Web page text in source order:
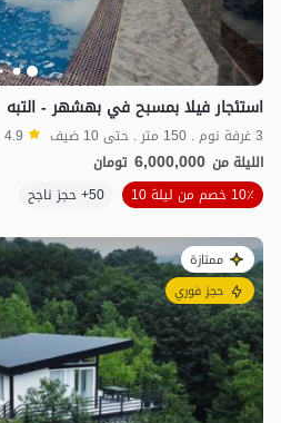
استئجار فيلا بمسبح في بهشهر - التبه
3 غرفة نوم . 150 متر . حتى 10 ضيف 4.9
الليلة من 6,000,000 تومان
10٪ خصم من ليلة 10
50+ حجز ناجح
ممتازة
حجز فوري